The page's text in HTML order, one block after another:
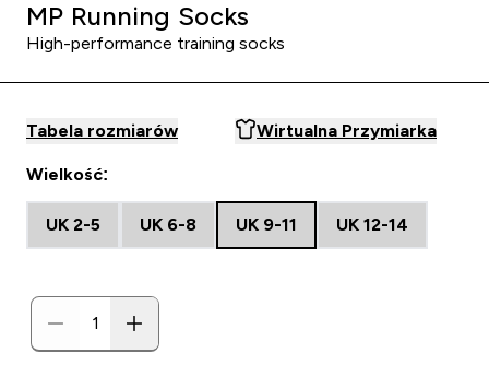
MP Running Socks
High-performance training socks
Tabela rozmiarów Wirtualna Przymiarka
Wielkość:
UK 2-5 UK 6-8 UK 9-11 UK 12-14